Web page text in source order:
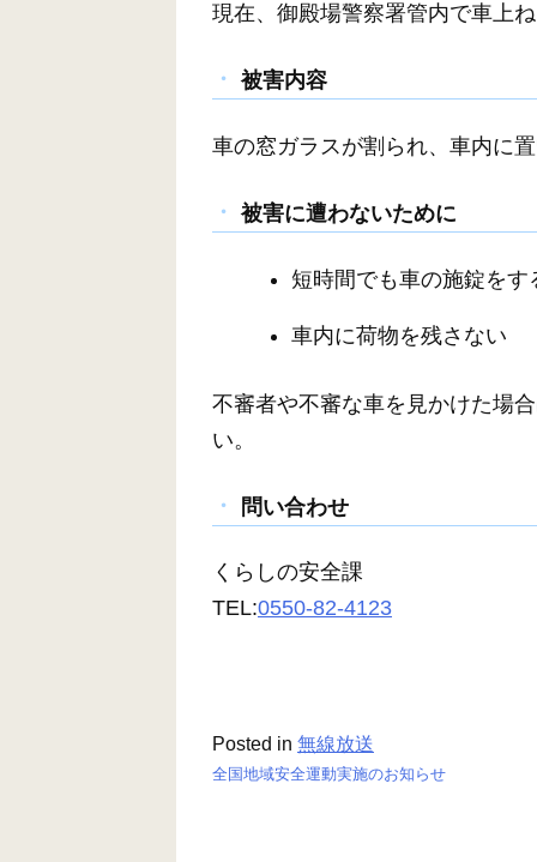
c
e
b
o
k
ail ss
n
g
e
現在、御殿場警察署管内で車上
被害内容
車の窓ガラスが割られ、車内に
被害に遭わないために
短時間でも車の施錠をす
車内に荷物を残さない
不審者や不審な車を見かけた場
い。
問い合わせ
くらしの安全課
TEL:0550-82-4123
Posted in 無線放送
全国地域安全運動実施のお知らせ